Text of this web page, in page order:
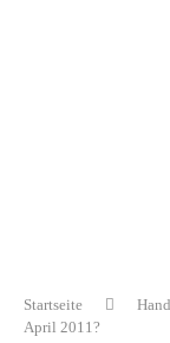
Startseite
April 2011?